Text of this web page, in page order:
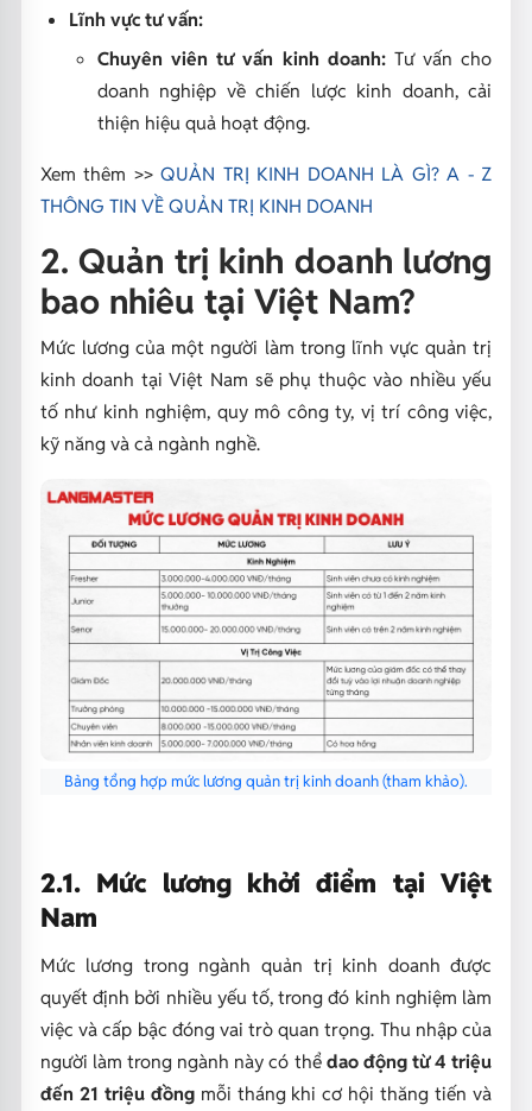
Lĩnh vực tư vấn:
Chuyên viên tư vấn kinh doanh:Tư vấn cho
doanh nghiệp về chiến lược kinh doanh, cải
thiện hiệu quả hoạt động.
Xem thêm >>QUẢN TRỊ KINH DOANH LÀ GÌ? A - Z
THÔNG TIN VỀ QUẢN TRỊ KINH DOANH
2. Quản trị kinh doanh lương
bao nhiêu tại Việt Nam?
Mức lương của một người làm trong lĩnh vực quản trị
kinh doanh tại Việt Nam sẽ phụ thuộc vào nhiều yếu
tố như kinh nghiệm, quy mô công ty, vị trí công việc,
kỹ năng và cả ngành nghề.
Bảng tổng hợp mức lương quản trị kinh doanh (tham khảo).
2.1. Mức lương khởi điểm tại Việt
Nam
Mức lương trong ngành quản trị kinh doanh được
quyết định bởi nhiều yếu tố, trong đó kinh nghiệm làm
việc và cấp bậc đóng vai trò quan trọng. Thu nhập của
người làm trong ngành này có thể dao động từ 4 triệu
đến 21 triệu đồngmỗi tháng khi cơ hội thăng tiến và